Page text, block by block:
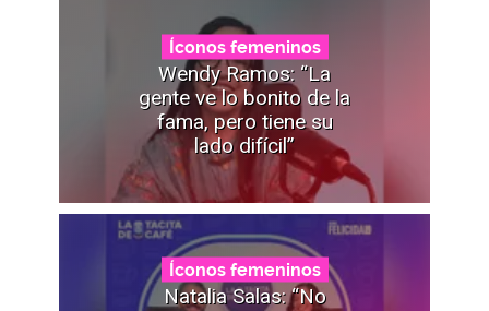
Íconos femeninos
Wendy Ramos: “La
gente ve lo bonito de la
fama, pero tiene su
lado difícil”
Íconos femeninos
Natalia Salas: “No